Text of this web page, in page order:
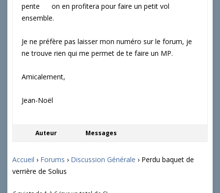
pente
on en profitera pour faire un petit vol
ensemble.
Je ne préfère pas laisser mon numéro sur le forum, je
ne trouve rien qui me permet de te faire un MP.
Amicalement,
Jean-Noël
Auteur Messages
Accueil › Forums › Discussion Générale › Perdu baquet de
verrière de Solius